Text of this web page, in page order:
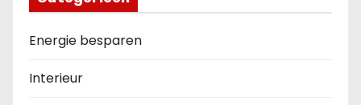
Energie besparen
Interieur